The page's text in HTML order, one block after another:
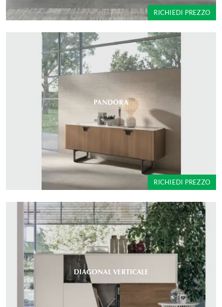
RICHIEDI PREZZO
PANDORA
RICHIEDI PREZZO
DIAGONAL VERTICALE